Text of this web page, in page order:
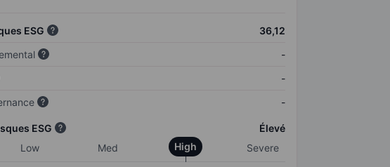
ESG
36,12
-
-
-
ESG
Élevé
Low Med High Severe